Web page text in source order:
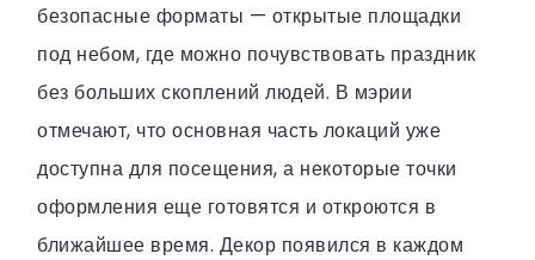
безопасные форматы — открытые площадки
под небом, где можно почувствовать праздник
без больших скоплений людей. В мэрии
отмечают, что основная часть локаций уже
доступна для посещения, а некоторые точки
оформления еще готовятся и откроются в
ближайшее время. Декор появился в каждом